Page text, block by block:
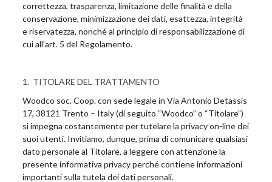
correttezza, trasparenza, limitazione delle finalità e della
conservazione, minimizzazione dei dati, esattezza, integrità
e riservatezza, nonché al principio di responsabilizzazione di
cui all’art. 5 del Regolamento.
1. TITOLARE DEL TRATTAMENTO
Woodco soc. Coop. con sede legale in Via Antonio Detassis
17, 38121 Trento – Italy (di seguito “Woodco” o “Titolare”)
si impegna costantemente per tutelare la privacy on-line dei
suoi utenti. Invitiamo, dunque, prima di comunicare qualsiasi
dato personale al Titolare, a leggere con attenzione la
presente informativa privacy perché contiene informazioni
importanti sulla tutela dei dati personali.